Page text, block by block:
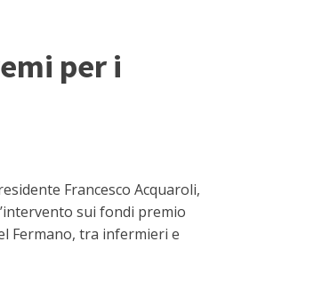
per i
Francesco Acquaroli,
sui fondi premio
Fermano, tra infermieri e